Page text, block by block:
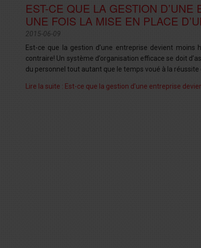
EST-CE QUE LA GESTION
UNE FOIS LA MISE EN PLACE
2015-06-09
Est-ce que la gestion d’une entreprise devient moins
contraire! Un système d’organisation efficace se doit
du personnel tout autant que le temps voué à la réussite
Lire la suite : Est-ce que la gestion d’une entreprise